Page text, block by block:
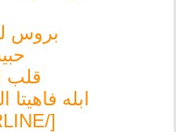
بروس
قلب
ابله فاهيتا
[/OVERLINE]